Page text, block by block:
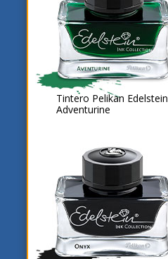
Tintero Pelikan Edelstein
Adventurine